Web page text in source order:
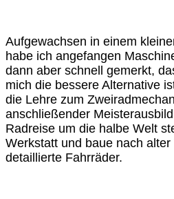
Aufgewachsen in einem
habe ich angefangen
dann aber schnell gemerkt,
mich die bessere Alternative
die Lehre zum
anschließender
Radreise um die halbe Welt
Werkstatt und baue nach alter
detaillierte Fahrräder.